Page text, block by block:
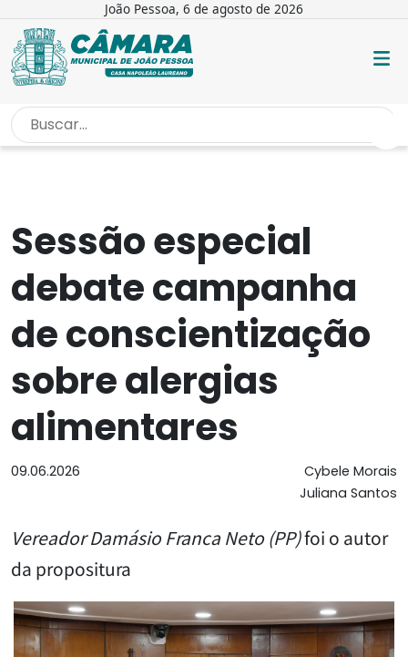
João Pessoa, 6 de agosto de 2026
INÍCIO / NOTÍCIAS
Sessão especial
debate campanha
de conscientização
sobre alergias
alimentares
09.06.2026
Cybele Morais
Juliana Santos
Vereador Damásio Franca Neto (PP)foi o autor
da propositura